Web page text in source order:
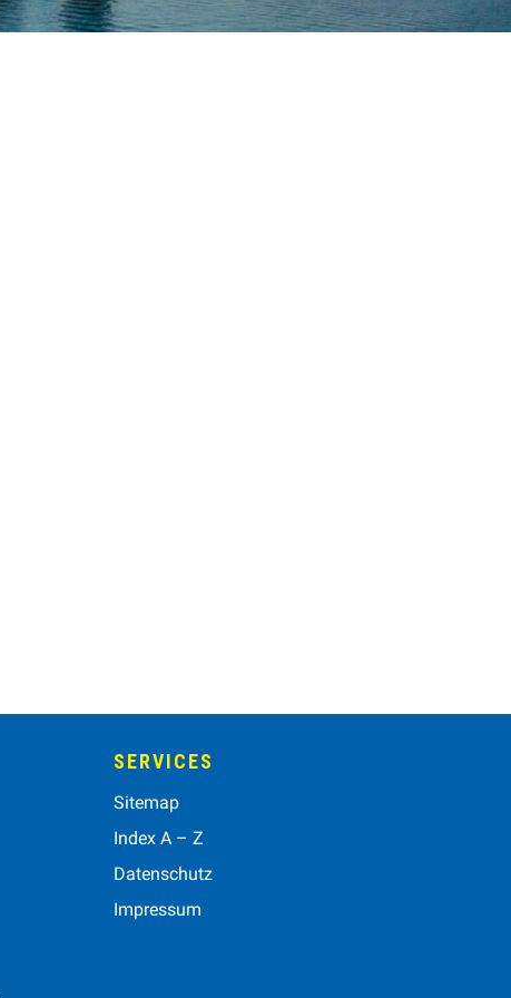
SERVICES
Sitemap
Index A – Z
Datenschutz
Impressum